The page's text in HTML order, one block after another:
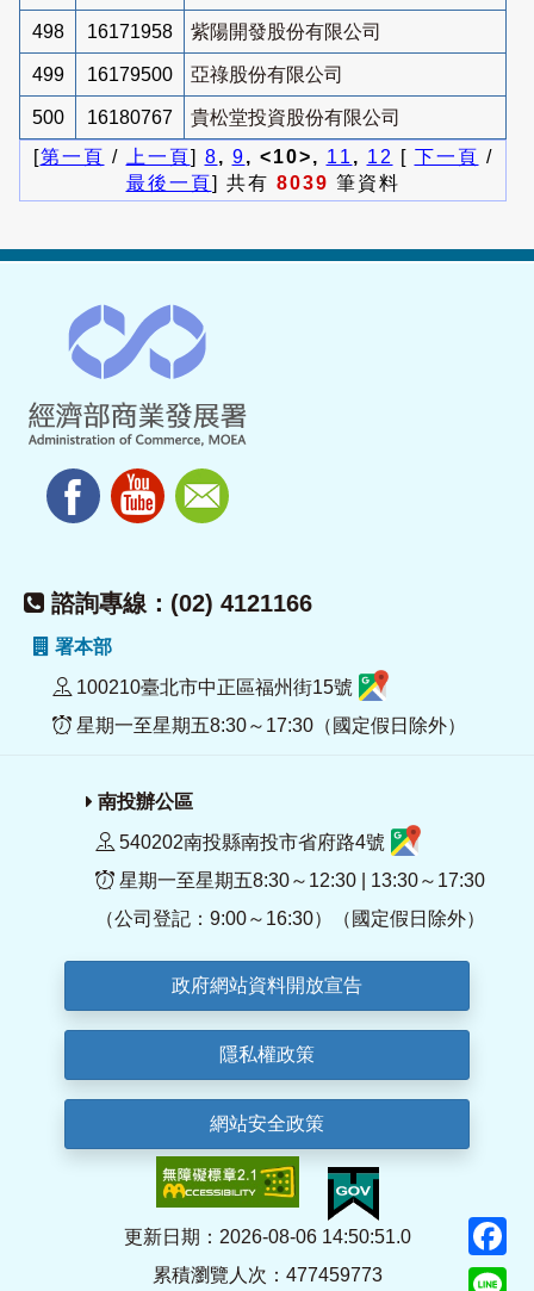
498 16171958 紫陽開發股份有限公司
499 16179500 亞祿股份有限公司
500 16180767
貴松堂投資股份有限公司
[第一頁 / 上一頁] 8, 9, <10>, 11 , 12 [ 下一頁 /
最後一頁] 共有 8039 筆資料
諮詢專線：(02) 4121166
署本部
100210臺北市中正區福州街15號
星期一至星期五8:30～17:30（國定假日除外）
南投辦公區
540202南投縣南投市省府路4號
星期一至星期五8:30～12:30 | 13:30～17:30
（公司登記：9:00～16:30）（國定假日除外）
政府網站資料開放宣告
隱私權政策
網站安全政策
更新日期：2026-08-06 14:50:51.0
累積瀏覽人次：477459773